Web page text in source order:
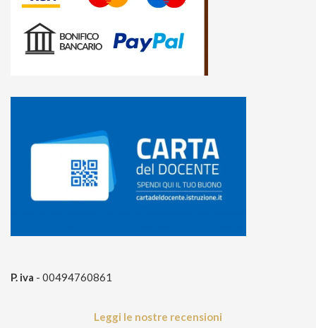
P. iva - 00494760861
Leggi le nostre recensioni